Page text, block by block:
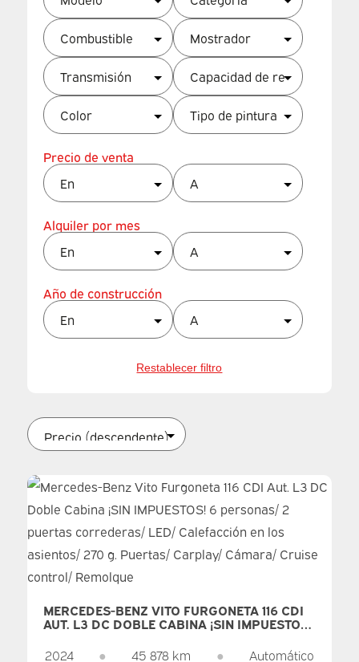
Precio de venta
Alquiler por mes
Año de construcción
Restablecer filtro
MERCEDES-BENZ VITO FURGONETA 116 CDI
AUT. L3 DC DOBLE CABINA ¡SIN IMPUESTOS!
6 PERSONAS/ 2 PUERTAS CORREDERAS/
LED/ CALEFACCIÓN EN LOS ASIENTOS/ 270
2024 ● 45 878 km ● Automático